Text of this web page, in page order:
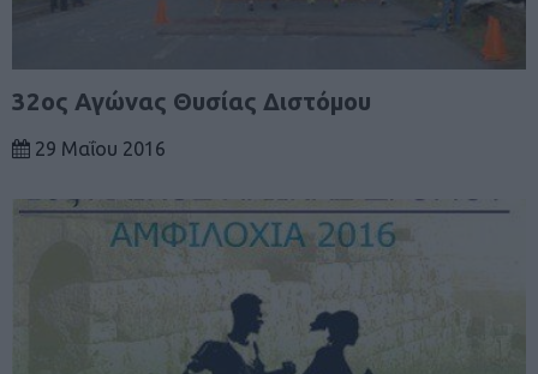
32ος Αγώνας Θυσίας Διστόμου
29 Μαΐου 2016